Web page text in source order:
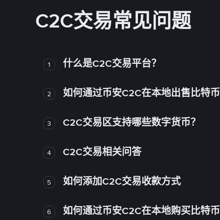
C2C交易常见问题
1 什么是C2C交易平台？
2 如何通过币安C2C在本地出售比特币
3 C2C交易区支持哪些数字货币？
4 C2C交易相关问答
5 如何添加C2C交易收款方式
6 如何通过币安C2C在本地购买比特币